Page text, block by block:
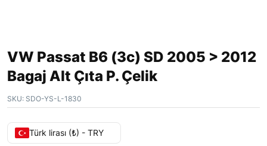
VW Passat B6 (3c) SD 2005 > 2012
Bagaj Alt Çıta P. Çelik
SKU: SDO-YS-L-1830
Türk lirası (₺) - TRY